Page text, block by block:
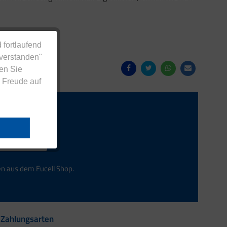
fortlaufend
Sie
auf
aus dem Eucell Shop.
Zahlungsarten